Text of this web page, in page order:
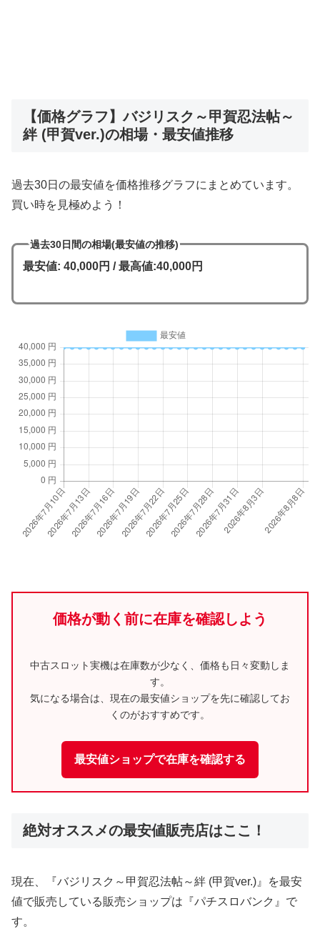
【価格グラフ】バジリスク～甲賀忍法帖～
絆 (甲賀ver.)の相場・最安値推移
過去30日の最安値を価格推移グラフにまとめています。
買い時を見極めよう！
過去30日間の相場(最安値の推移)
最安値: 40,000円 / 最高値:40,000円
価格が動く前に在庫を確認しよう
中古スロット実機は在庫数が少なく、価格も日々変動しま
す。
気になる場合は、現在の最安値ショップを先に確認してお
くのがおすすめです。
最安値ショップで在庫を確認する
絶対オススメの最安値販売店はここ！
現在、『バジリスク～甲賀忍法帖～絆 (甲賀ver.)』を最安
値で販売している販売ショップは『パチスロバンク』で
す。